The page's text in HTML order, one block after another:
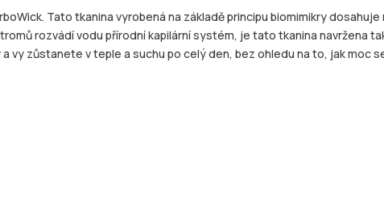
Tato tkanina vyrobená na základě principu biomimikry
rozvádí vodu přírodní kapilární systém, je tato tkanina navržena
vy zůstanete v teple a suchu po celý den, bez ohledu na to, jak moc